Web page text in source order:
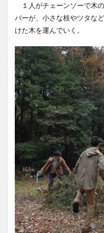
１人がチェーンソーで木
バーが、小さな枝やツタな
けた木を運んでいく。